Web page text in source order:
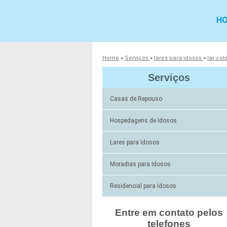
Home » Serviços » lares para idosos » lar
Serviços
Casas de Repouso
Hospedagens de Idosos
Lares para Idosos
Moradias para Idosos
Residencial para Idosos
Entre em contato pelos
telefones